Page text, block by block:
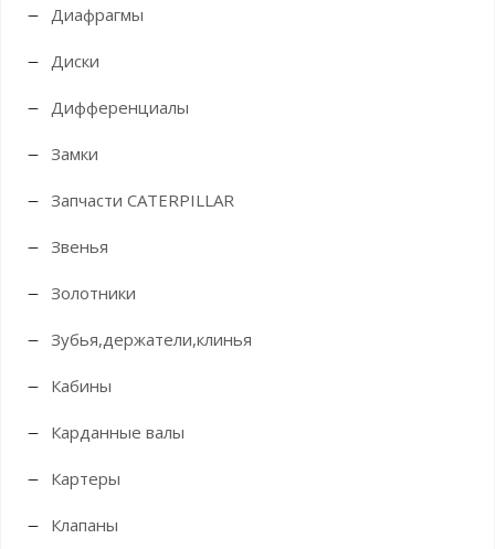
Диафрагмы
Диски
Дифференциалы
Замки
Запчасти CATERPILLAR
Звенья
Золотники
Зубья,держатели,клинья
Кабины
Карданные валы
Картеры
Клапаны